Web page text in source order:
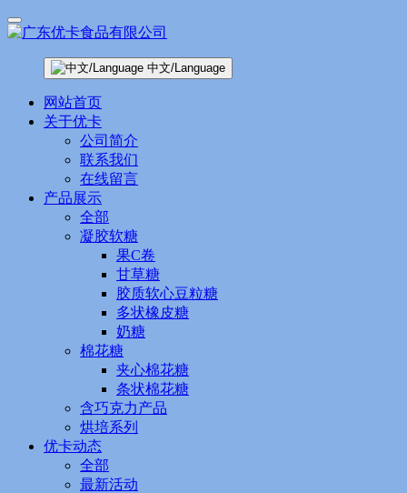
中文/Language
网站首页
关于优卡
公司简介
联系我们
在线留言
产品展示
全部
凝胶软糖
果C卷
甘草糖
胶质软心豆粒糖
多状橡皮糖
奶糖
棉花糖
夹心棉花糖
条状棉花糖
含巧克力产品
烘培系列
优卡动态
全部
最新活动